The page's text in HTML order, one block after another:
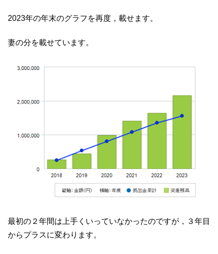
2023年の年末のグラフを再度，載せます。
妻の分を載せています。
最初の２年間は上手くいっていなかったのですが，３年目
からプラスに変わります。